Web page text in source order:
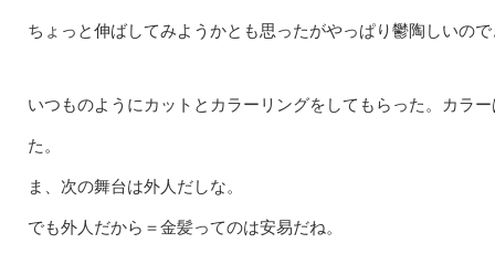
ちょっと伸ばしてみようかとも思ったがやっぱり鬱陶しいの
いつものようにカットとカラーリングをしてもらった。カラ
た。
ま、次の舞台は外人だしな。
でも外人だから＝金髪ってのは安易だね。